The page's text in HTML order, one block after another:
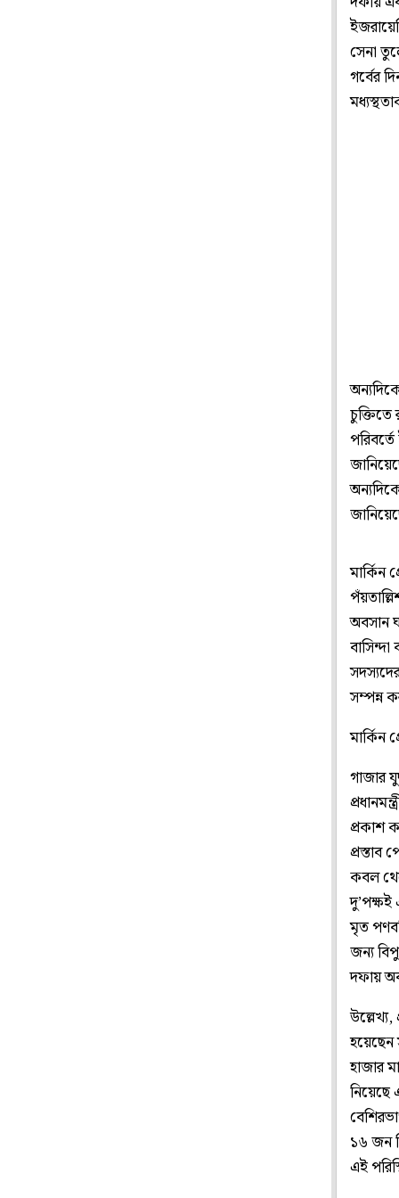
সেনা
গর্বের
চুক্তিতে
মার্কিন
অবসান
সম্পন্ন
মার্কিন
গাজার
প্রকাশ
প্রস্তাব
কবল
দু’পক্ষই
মৃত
জন্য
দফায়
হয়েছেন
হাজার
নিয়েছে
১৬ জন
এই